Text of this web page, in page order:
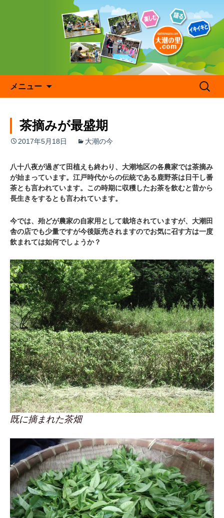
プ
メニュー
検
索:
茶摘みが最盛期
2017年5月18日 大潮の今
八十八夜が過ぎて田植えも終わり、大潮地区の各農家では茶摘み
が始まっています。江戸時代からの伝統である鹿野茶は日干し番
茶とも言われています。この時期に収穫したお茶を飲むと昔から
長生きをするとも言われています。
今では、殆どが農家の自家用として栽培されていますが、大潮田
舎の店でも少量ですが今後販売されますのでお気に召す方は一度
飲まれては如何でしょうか？
既に摘まれた茶畑